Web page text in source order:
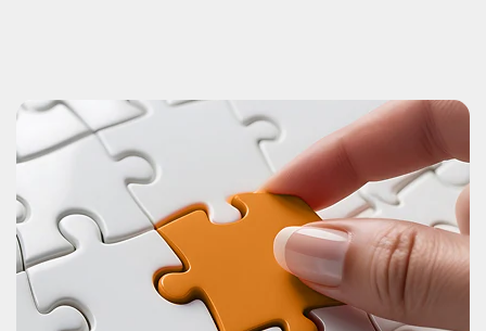
pinigų norite pasiskolinti ir kokiam laikotarpiui
pageidaujate. Mūsų sistema siūlo įvairias sumas ir
grąžinimo terminus, todėl galėsite pasirinkti tai, kas
geriausiai atitinka jūsų finansinius poreikius.
Priklausomai nuo jūsų situacijos – galite rinktis
trumpalaikę ar ilgalaikę paskolą, kad ji atitiktų jūsų
biudžetą.